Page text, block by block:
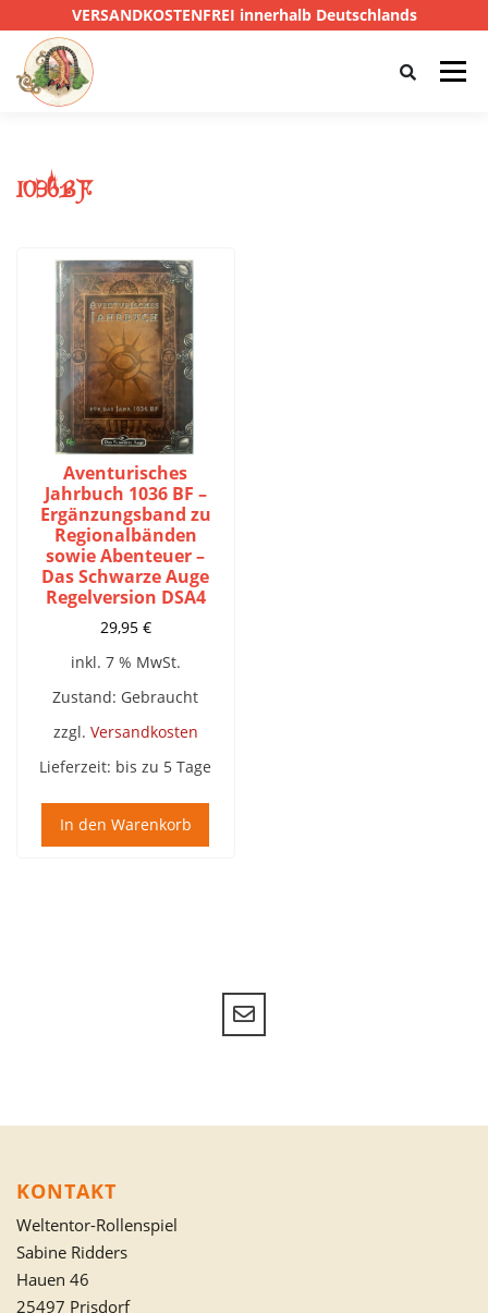
VERSANDKOSTENFREI innerhalb Deutschlands
Menü
SONSTIGE
1036BF
Aventurisches
Jahrbuch 1036 BF –
Ergänzungsband zu
Regionalbänden
sowie Abenteuer –
Das Schwarze Auge
Regelversion DSA4
29,95 €
inkl. 7 % MwSt.
Zustand: Gebraucht
zzgl. Versandkosten
Lieferzeit: bis zu 5 Tage
In den Warenkorb
KONTAKT
Weltentor-Rollenspiel
Sabine Ridders
Hauen 46
25497 Prisdorf